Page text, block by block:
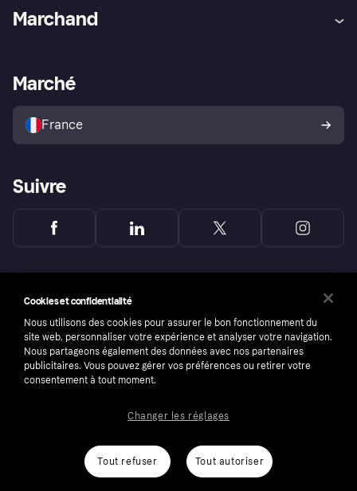
Explorez les magasins
Politique de protection de
l’acheteur Klarna
Marchand
Portail Marchand
Marché
France
Suivre
number: 556737-0431
ConditionsCookiesKlarna.com
Cookies et confidentialité
Nous utilisons des cookies pour assurer le bon fonctionnement du
site web, personnaliser votre expérience et analyser votre navigation.
Nous partageons également des données avec nos partenaires
publicitaires. Vous pouvez gérer vos préférences ou retirer votre
consentement à tout moment.
Tout refuser Tout autoriser
Changer les réglages